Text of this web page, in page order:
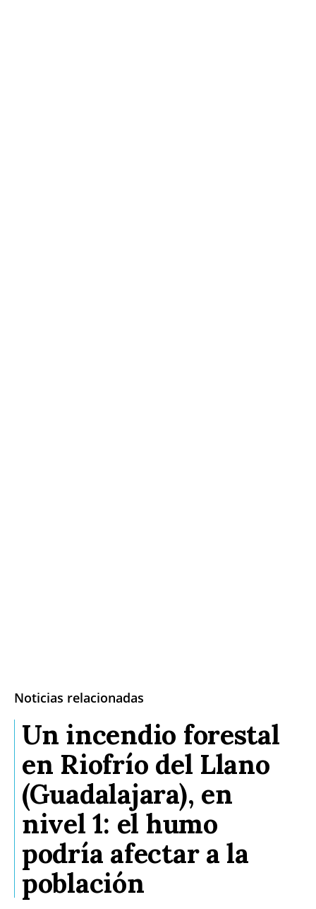
Noticias relacionadas
Un incendio forestal
en Riofrío del Llano
(Guadalajara), en
nivel 1: el humo
podría afectar a la
población